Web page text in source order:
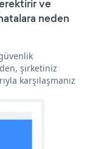
ve
neden
şirketiniz
karşılaşmanız